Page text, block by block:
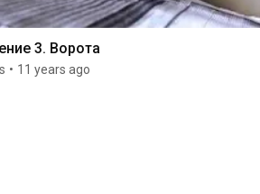
3. Ворота
• 11 years ago